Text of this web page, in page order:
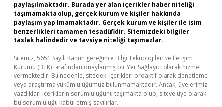
paylaşılmaktadır. Burada yer alan içerikler haber niteliği
taşımamakta olup, gerçek kurum ve kişiler hakkında
paylaşım yapılmamaktadır. Gerçek kurum ve kişiler ile isim
benzerlikleri tamamen tesadüfidir. Sitemizdeki bilgiler
taslak halindedir ve tavsiye niteliği taşımazlar.
Sitemiz, 5651 Sayılı Kanun gereğince Bilgi Teknolojileri ve İletişim
Kurumu (BTK) tarafından onaylanmış bir Yer Sağlayıcı olarak hizmet
vermektedir. Bu nedenle, sitedeki içerikleri proaktif olarak denetleme
veya araştırma yükümlülüğümüz bulunmamaktadır. Ancak, üyelerimiz
yazdıkları içeriklerin sorumluluğunu taşımakta olup, siteye üye olarak
bu sorumluluğu kabul etmiş sayılırlar.